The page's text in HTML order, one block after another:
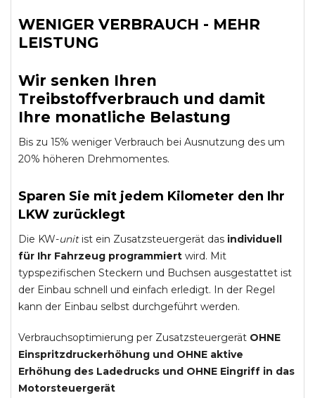
WENIGER VERBRAUCH - MEHR
LEISTUNG
Wir senken Ihren
Treibstoffverbrauch und damit
Ihre monatliche Belastung
Bis zu 15% weniger Verbrauch bei Ausnutzung des um
20% höheren Drehmomentes.
Sparen Sie mit jedem Kilometer den Ihr
LKW zurücklegt
Die KW-unitist ein Zusatzsteuergerät das individuell
für Ihr Fahrzeug programmiert wird. Mit
typspezifischen Steckern und Buchsen ausgestattet ist
der Einbau schnell und einfach erledigt. In der Regel
kann der Einbau selbst durchgeführt werden.
Verbrauchsoptimierung per Zusatzsteuergerät OHNE
Einspritzdruckerhöhung und OHNE aktive
Erhöhung des Ladedrucks und OHNE Eingriff in das
Motorsteuergerät